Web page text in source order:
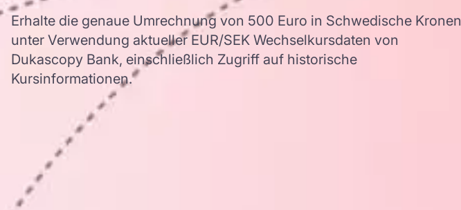
Erhalte die genaue Umrechnung von 500 Euro in Schwedische Kronen
unter Verwendung aktueller EUR/SEK Wechselkursdaten von
Dukascopy Bank, einschließlich Zugriff auf historische
Kursinformationen.